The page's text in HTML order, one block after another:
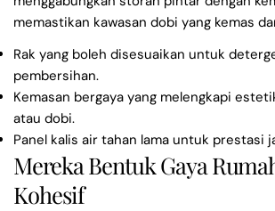
memastikan kawasan dobi yang kemas
Rak yang boleh disesuaikan untuk
pembersihan.
Kemasan bergaya yang melengkapi
atau dobi.
Panel kalis air tahan lama untuk prestasi
Mereka Bentuk Gaya
Kohesif